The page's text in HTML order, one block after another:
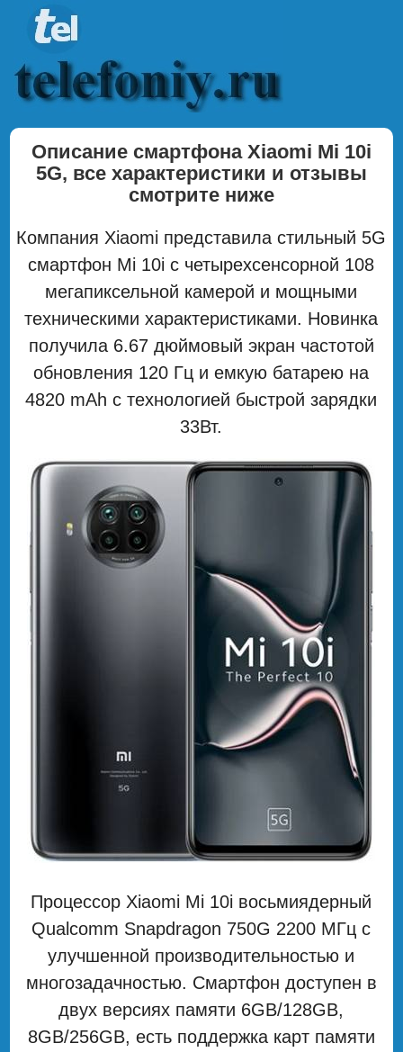
Описание смартфона Xiaomi Mi 10i
5G, все характеристики и отзывы
смотрите ниже
Компания Xiaomi представила стильный 5G
смартфон Mi 10i с четырехсенсорной 108
мегапиксельной камерой и мощными
техническими характеристиками. Новинка
получила 6.67 дюймовый экран частотой
обновления 120 Гц и емкую батарею на
4820 mAh с технологией быстрой зарядки
33Вт.
Процессор Xiaomi Mi 10i восьмиядерный
Qualcomm Snapdragon 750G 2200 МГц с
улучшенной производительностью и
многозадачностью. Смартфон доступен в
двух версиях памяти 6GB/128GB,
8GB/256GB, есть поддержка карт памяти